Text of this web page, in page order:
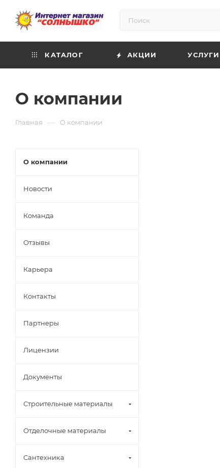
КАТАЛОГ АКЦИИ УСЛУГИ
О компании
Главная — О компании
О компании
Новости
Команда
Отзывы
Карьера
Контакты
Партнеры
Лицензии
Документы
Строительные материалы
Отделочные материалы
Сантехника